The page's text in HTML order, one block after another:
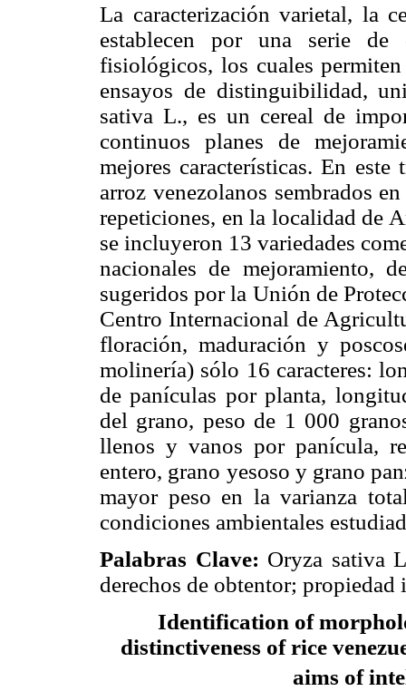
La caracterización varietal, la
establecen por una serie de
fisiológicos, los cuales
ensayos de distinguibilidad,
sativa L., es un cereal de
continuos planes de
mejores características. En este
arroz venezolanos sembrados
repeticiones, en la localidad de
se incluyeron 13 variedades
nacionales de mejora­miento,
sugeridos por la Unión de
Centro Internacional de
floración, maduración y
molinería) sólo 16 carac­teres:
de panículas por planta,
del grano, peso de 1 000
llenos y vanos por panícula,
entero, grano yesoso y grano
mayor peso en la varianza
condiciones ambientales
Palabras Clave: Oryza sativa
derechos de obtentor; propiedad
Identification of
distinctiveness of rice
aims of